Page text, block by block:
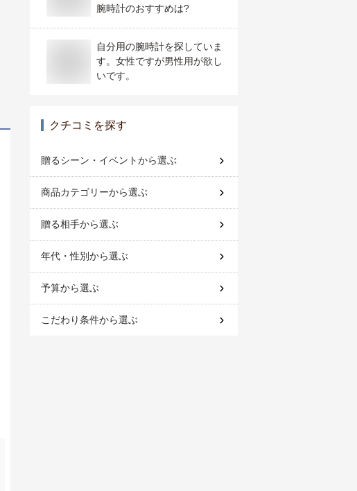
腕時計のおすすめは?
自分用の腕時計を探していま
す。女性ですが男性用が欲し
いです。
クチコミを探す
贈るシーン・イベントから選ぶ
商品カテゴリーから選ぶ
贈る相手から選ぶ
年代・性別から選ぶ
予算から選ぶ
こだわり条件から選ぶ